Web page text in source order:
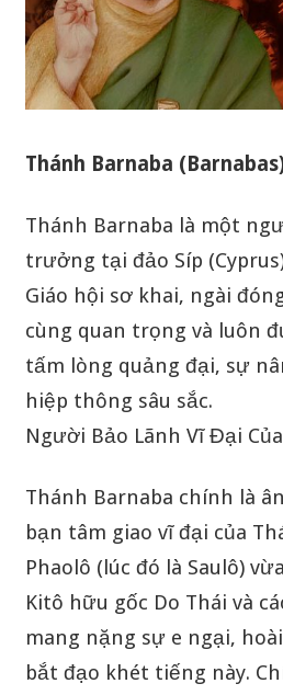
Thánh Barnaba
Thánh Barnaba là một
trưởng tại đảo Síp
Giáo hội sơ khai, ngài
cùng quan trọng và luôn
tấm lòng quảng đại, sự
hiệp thông sâu sắc.
Người Bảo Lãnh Vĩ Đại
Thánh Barnaba chính là
bạn tâm giao vĩ đại của
Phaolô (lúc đó là Saulô)
Kitô hữu gốc Do Thái và
mang nặng sự e ngại,
bắt đạo khét tiếng này.